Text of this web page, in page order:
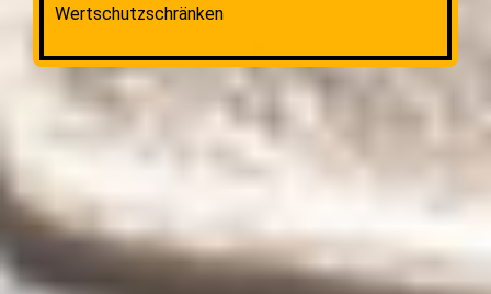
Wertschutzschränken